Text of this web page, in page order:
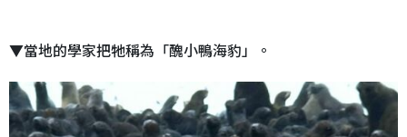
▼當地的學家把牠稱為「醜小鴨海豹」。